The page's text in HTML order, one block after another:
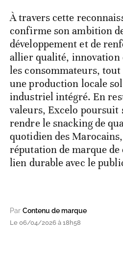
À travers cette
confirme son ambition
développement et de
allier qualité, innovation
les consommateurs, tout
une production locale
industriel intégré. En
valeurs, Excelo poursuit
rendre le snacking de
quotidien des
réputation de marque
lien durable avec le
Par Contenu de marque
Le 06/04/2026 à 18h58